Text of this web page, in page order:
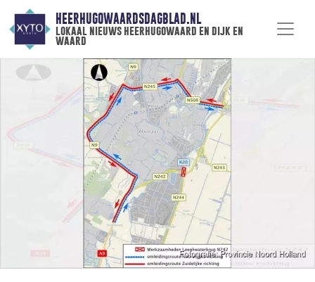
HEERHUGOWAARDSDAGBLAD.NL
lokaal nieuws heerhugowaard en dijk en
waard